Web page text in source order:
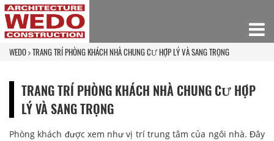
WEDO TRANG TRÍ PHÒNG KHÁCH NHÀ CHUNG CƯ HỢP LÝ VÀ SANG TRỌNG
TRANG TRÍ PHÒNG KHÁCH NHÀ CHUNG CƯ HỢP
LÝ VÀ SANG TRỌNG
Phòng khách được xem như vị trí trung tâm của ngôi nhà. Đây